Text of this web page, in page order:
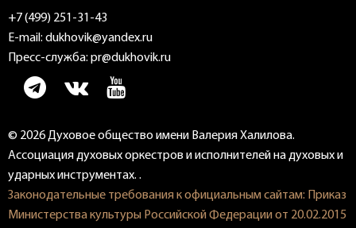
+7 (499) 251-31-43
E-mail: dukhovik@yandex.ru
Пресс-служба: pr@dukhovik.ru
© 2026 Духовое общество имени Валерия Халилова.
Ассоциация духовых оркестров и исполнителей на духовых и
ударных инструментах. .
Законодательные требования к официальным сайтам: Приказ
Министерства культуры Российской Федерации от 20.02.2015